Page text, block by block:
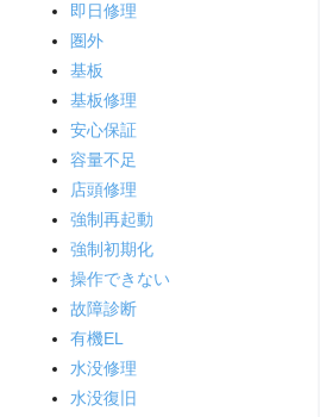
即日修理
圏外
基板
基板修理
安心保証
容量不足
店頭修理
強制再起動
強制初期化
操作できない
故障診断
有機EL
水没修理
水没復旧